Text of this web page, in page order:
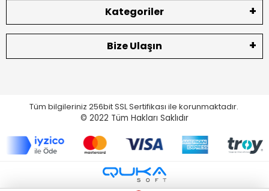
Kategoriler
Bize Ulaşın
Tüm bilgileriniz 256bit SSL Sertifikası ile korunmaktadır.
© 2022 Tüm Hakları Saklıdır